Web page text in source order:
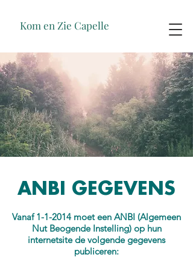
Kom en Zie Capelle
ANBI GEGEVENS
Vanaf 1-1-2014 moet een ANBI (Algemeen
Nut Beogende Instelling) op hun
internetsite de volgende gegevens
publiceren: